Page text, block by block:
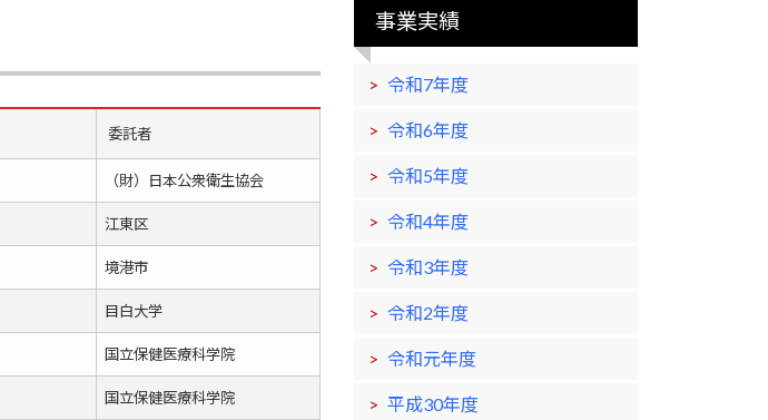
委託者
（財）日本公衆衛生協会
江東区
境港市
目白大学
国立保健医療科学院
国立保健医療科学院
事業実績
令和7年度
令和6年度
令和5年度
令和4年度
令和3年度
令和2年度
令和元年度
平成30年度